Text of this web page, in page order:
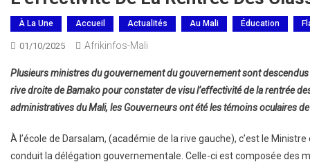
À La Une Accueil Actualités Au Mali Éducation
01/10/2025 Afrikinfos-Mali
Plusieurs ministres du gouvernement du gouvernement sont
rive droite de Bamako pour constater de visu l’effectivité de la rentrée
administratives du Mali, les Gouverneurs ont été les témoins oculaires
À l’école de Darsalam, (académie de la rive gauche), c’est le
conduit la délégation gouvernementale. Celle-ci est composée des